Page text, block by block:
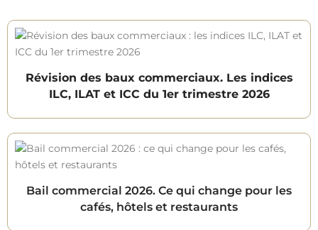
Révision des baux commerciaux. Les indices
ILC, ILAT et ICC du 1er trimestre 2026
Bail commercial 2026. Ce qui change pour les
cafés, hôtels et restaurants